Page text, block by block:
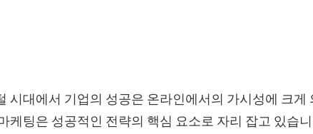
시대에서 기업의 성공은 온라인에서의 가시성에 크게
케팅은 성공적인 전략의 핵심 요소로 자리 잡고 있습